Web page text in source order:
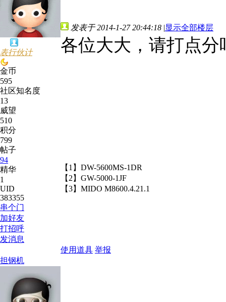
表行伙计
金币
595
社区知名度
13
威望
510
积分
799
帖子
94
精华
1
UID
383355
串个门
加好友
打招呼
发消息
发表于 2014-1-27 20:44:18 |显示全部楼层
各位大大，请打点分
【1】DW-5600MS-1DR
【2】GW-5000-1JF
【3】MIDO M8600.4.21.1
使用道具 举报
担钢机